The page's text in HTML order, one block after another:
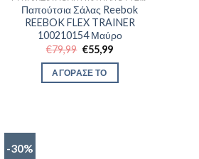
Παπούτσια Σάλας Reebok
REEBOK FLEX TRAINER
100210154 Μαύρο
€79,99 Original
price
was:
€79,99.
€55,99Η
ΑΓΟΡΑΣΕ ΤΟ
-30%